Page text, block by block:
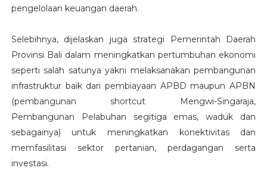
pengelolaan keuangan daerah.
Selebihnya, dijelaskan juga strategi Pemerintah Daerah
Provinsi Bali dalam meningkatkan pertumbuhan ekonomi
seperti salah satunya yakni melaksanakan pembangunan
infrastruktur baik dari pembiayaan APBD maupun APBN
(pembangunan shortcut Mengwi-Singaraja,
Pembangunan Pelabuhan segitiga emas, waduk dan
sebagainya) untuk meningkatkan konektivitas dan
memfasilitasi sektor pertanian, perdagangan serta
investasi.